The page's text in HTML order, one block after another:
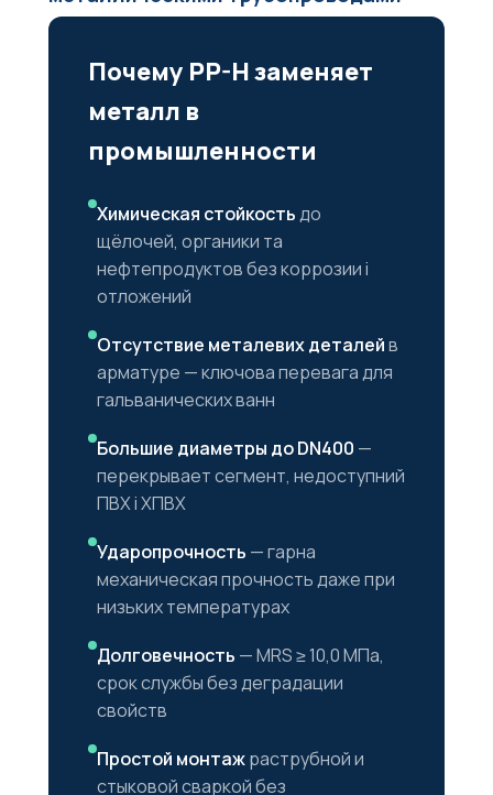
Почему PP-H заменяет
металл в
промышленности
Химическая стойкостьдо
щёлочей, органики та
нефтепродуктов без коррозии і
отложений
Отсутствие металевих деталейв
арматуре — ключова перевага для
гальванических ванн
Большие диаметры до DN400 —
перекрывает сегмент, недоступний
ПВХ і ХПВХ
Ударопрочность — гарна
механическая прочность даже при
низьких температурах
Долговечность — MRS ≥ 10,0 МПа,
срок службы без деградации
свойств
Простой монтажраструбной и
стыковой сваркой без